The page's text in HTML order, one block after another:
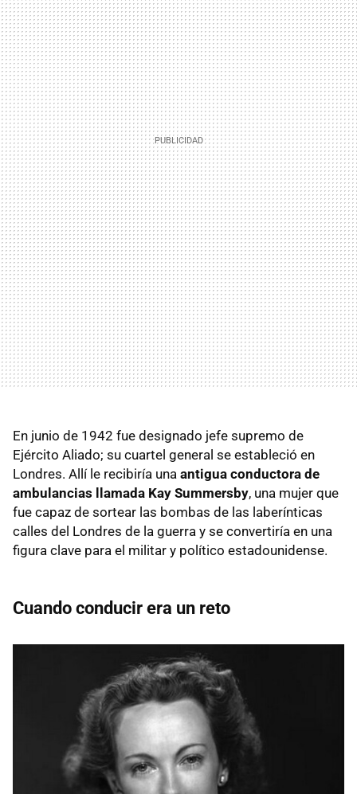
En junio de 1942 fue designado jefe supremo de
Ejército Aliado; su cuartel general se estableció en
Londres. Allí le recibiría una antigua conductora de
ambulancias llamada Kay Summersby, una mujer que
fue capaz de sortear las bombas de las laberínticas
calles del Londres de la guerra y se convertiría en una
figura clave para el militar y político estadounidense.
Cuando conducir era un reto